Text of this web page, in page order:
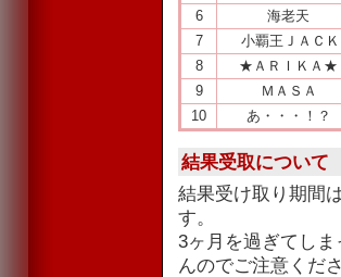
6
海老天
7
小覇王ＪＡＣＫ
8
★ＡＲＩＫＡ★
9
ＭＡＳＡ
10
あ・・・！？
結果受取について
結果受け取り期間
す。
3ヶ月を過ぎてし
んのでご注意くだ